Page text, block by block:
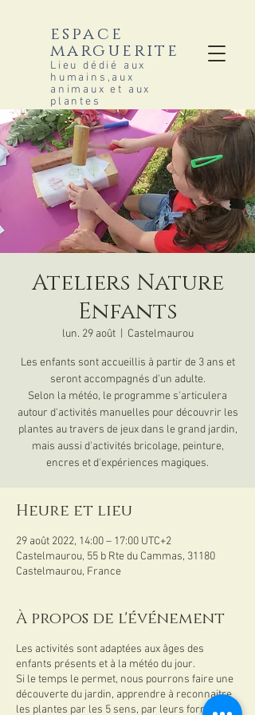
espace
marguerite
Lieu dédié aux
humains,aux
animaux et aux
plantes
Ateliers Nature
Enfants
lun. 29 août
  |
Castelmaurou
Les enfants sont accueillis à partir de 3 ans et
seront accompagnés d'un adulte.
Selon la météo, le programme s'articulera
autour d'activités manuelles pour découvrir les
plantes au travers de jeux dans le grand jardin,
mais aussi d'activités bricolage, peinture,
encres et d'expériences magiques.
Heure et lieu
29 août 2022, 14:00 – 17:00 UTC+2
Castelmaurou, 55 b Rte du Cammas, 31180
Castelmaurou, France
À propos de l'événement
Les activités sont adaptées aux âges des
enfants présents et à la météo du jour.
Si le temps le permet, nous pourrons faire une
découverte du jardin, apprendre à reconnaitre
les plantes par les 5 sens, par leurs formes ou